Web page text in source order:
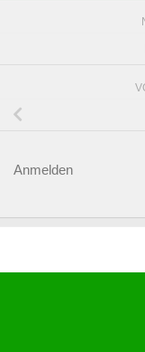
Anmelden